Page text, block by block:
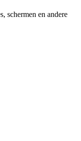
schermen en andere